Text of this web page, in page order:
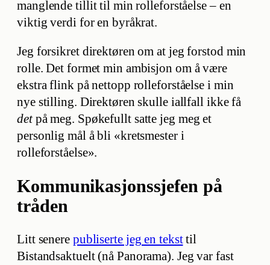
manglende tillit til min rolleforståelse – en
viktig verdi for en byråkrat.
Jeg forsikret direktøren om at jeg forstod min
rolle. Det formet min ambisjon om å være
ekstra flink på nettopp rolleforståelse i min
nye stilling. Direktøren skulle iallfall ikke få
detpå meg. Spøkefullt satte jeg meg et
personlig mål å bli «kretsmester i
rolleforståelse».
Kommunikasjonssjefen på
tråden
Litt senere publiserte jeg en teksttil
Bistandsaktuelt (nå Panorama). Jeg var fast